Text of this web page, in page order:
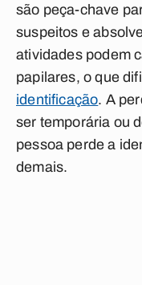
são peça-chave
suspeitos e
atividades podem
papilares, o que
identificação. A
ser temporária ou
pessoa perde a
demais.